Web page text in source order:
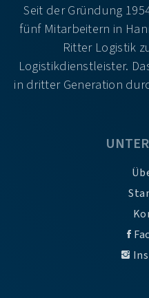
Seit der Gründung
fünf Mitarbeitern in
Ritter Logistik
Logistikdienstleister.
in dritter Generation